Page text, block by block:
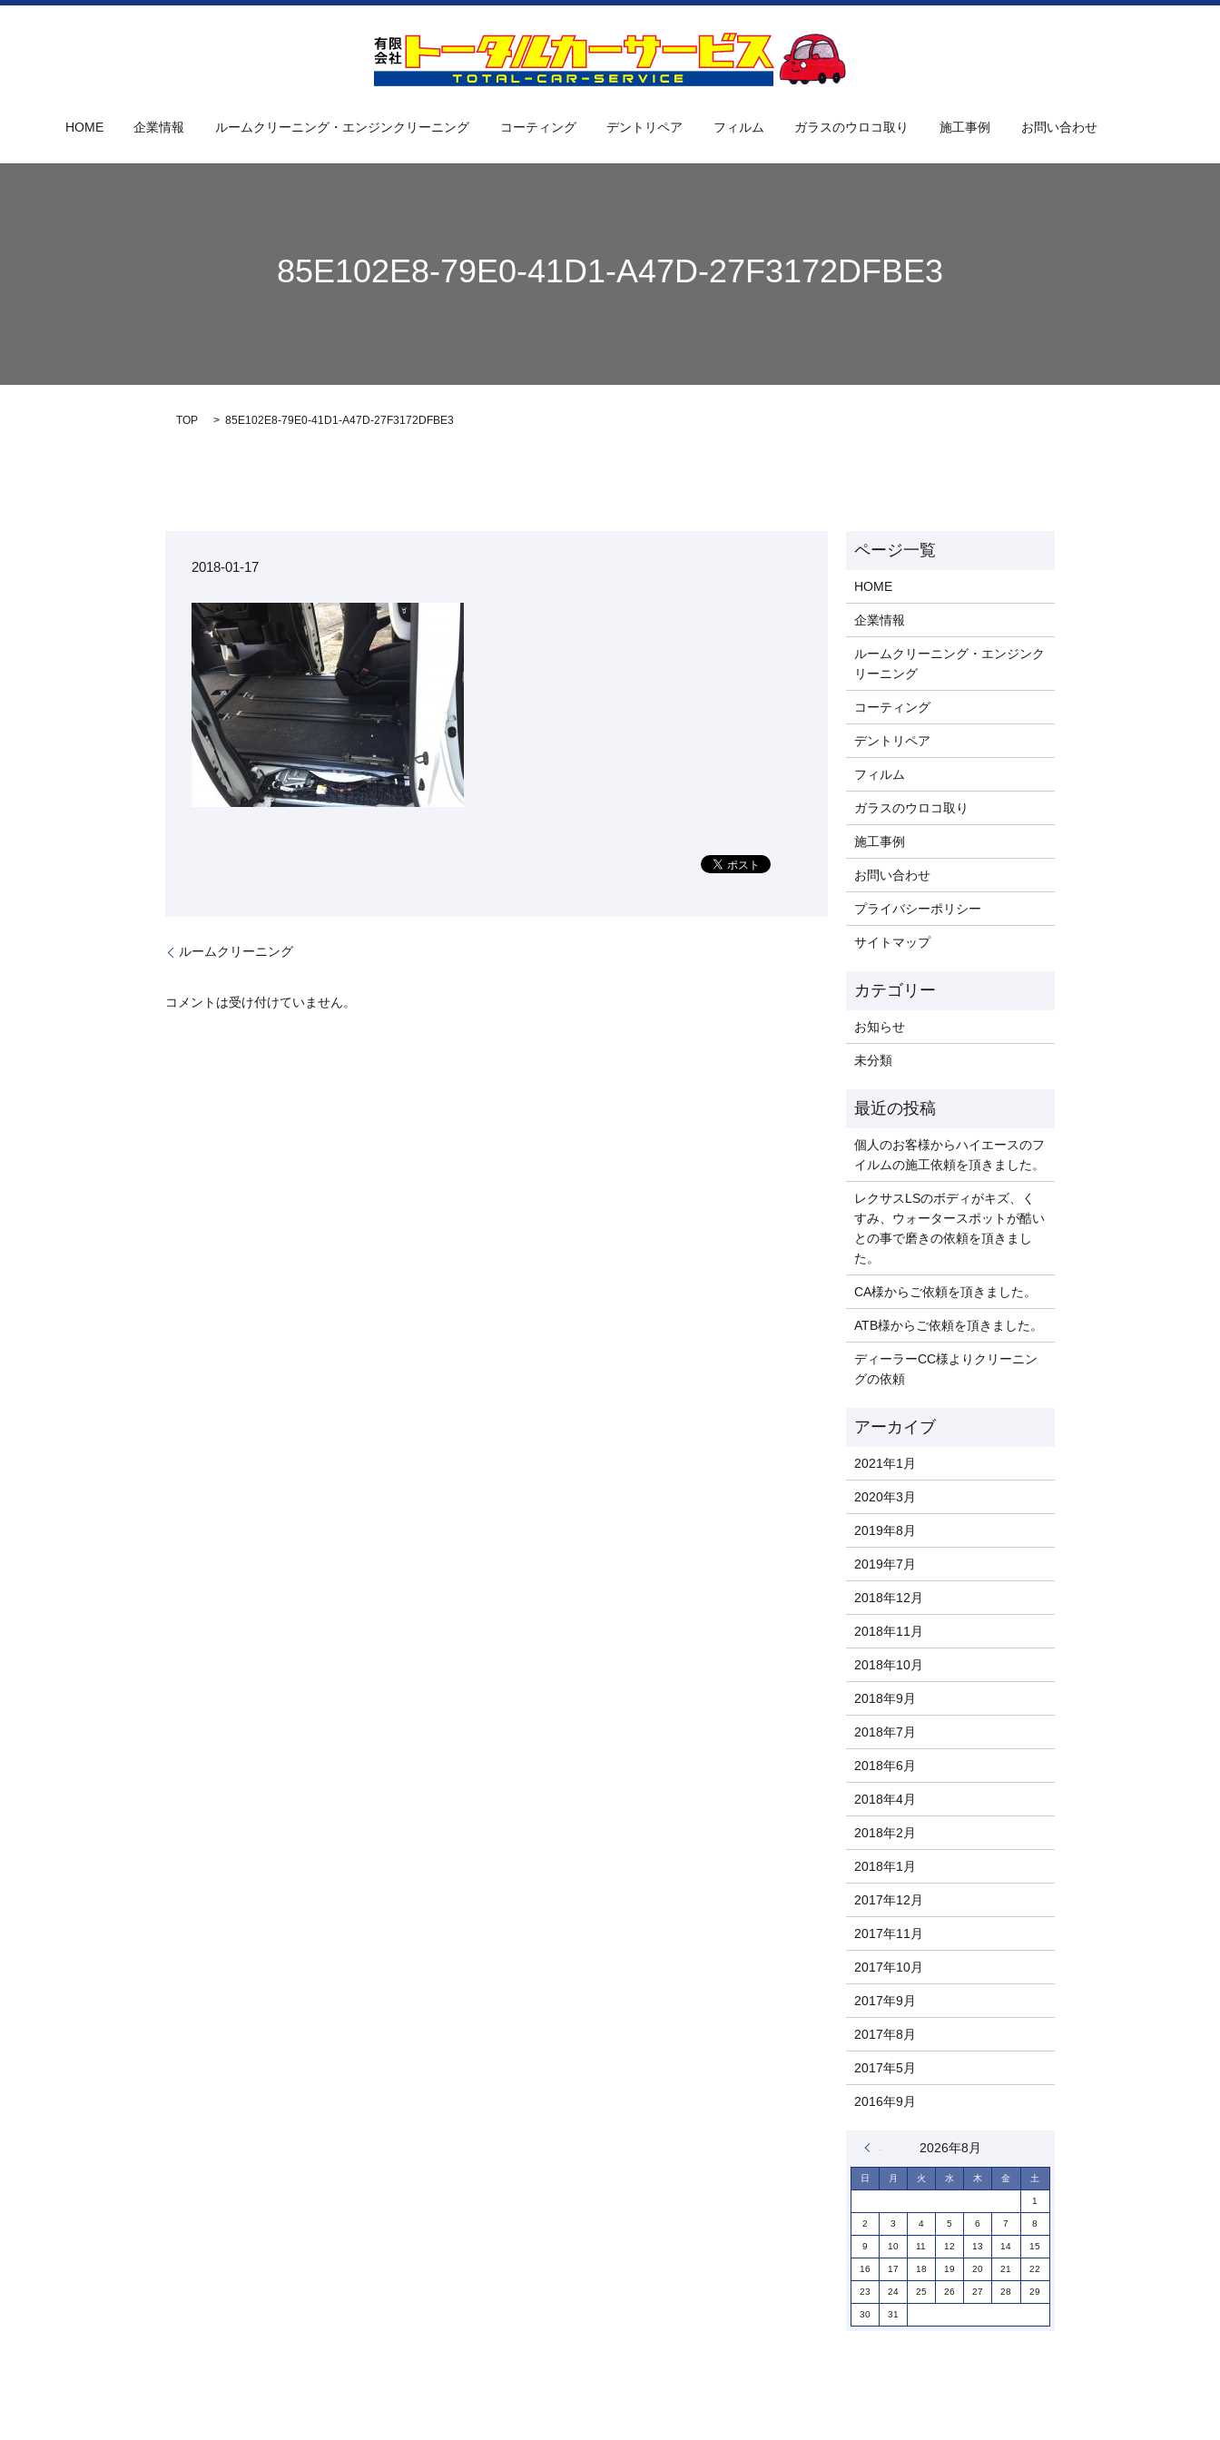
HOME 企業情報 ルームクリーニング・エンジンクリーニング コーティング デントリペア フィルム ガラスのウロコ取り 施工事例 お問い合わせ
85E102E8-79E0-41D1-A47D-27F3172DFBE3
TOP 85E102E8-79E0-41D1-A47D-27F3172DFBE3
2018-01-17
ルームクリーニング
コメントは受け付けていません。
HOME
企業情報
ルームクリーニング・エンジンク
リーニング
コーティング
デントリペア
フィルム
ガラスのウロコ取り
施工事例
お問い合わせ
プライバシーポリシー
サイトマップ
お知らせ
未分類
個人のお客様からハイエースのフ
イルムの施工依頼を頂きました。
レクサスLSのボディがキズ、く
すみ、ウォータースポットが酷い
との事で磨きの依頼を頂きまし
た。
CA様からご依頼を頂きました。
ATB様からご依頼を頂きました。
ディーラーCC様よりクリーニン
グの依頼
2021年1月
2020年3月
2019年8月
2019年7月
2018年12月
2018年11月
2018年10月
2018年9月
2018年7月
2018年6月
2018年4月
2018年2月
2018年1月
2017年12月
2017年11月
2017年10月
2017年9月
2017年8月
2017年5月
2016年9月
2026年8月
日 月 火 水 木 金 土
1
2 3 4 5 6 7 8
9 10 11 12 13 14 15
16 17 18 19 20 21 22
23 24 25 26 27 28 29
30 31